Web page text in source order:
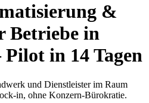
&
Betriebe in
in 14 Tagen
und Dienstleister im Raum
in, ohne Konzern-Bürokratie.